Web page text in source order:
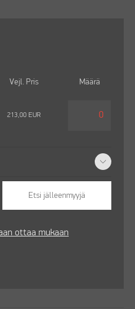
Vejl. Pris Määrä
213,00 EUR
Etsi jälleenmyyjä
ottaa mukaan